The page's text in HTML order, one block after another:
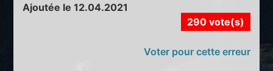
Ajoutée le 12.04.2021
290 vote(s)
Voter pour cette erreur